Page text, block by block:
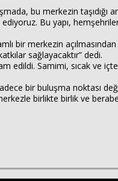
bu merkezin taşıdığı
Bu yapı,
bir merkezin
sağlayacaktır” dedi.
Samimi, sıcak ve
bir buluşma noktası
birlikte birlik ve